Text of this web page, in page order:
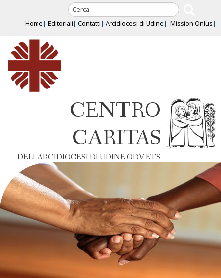
content
Home Editoriali Contatti Arcidiocesi di Udine Mission Onlus
CENTRO
CARITAS
DELL’ARCIDIOCESI DI UDINE ODV ETS